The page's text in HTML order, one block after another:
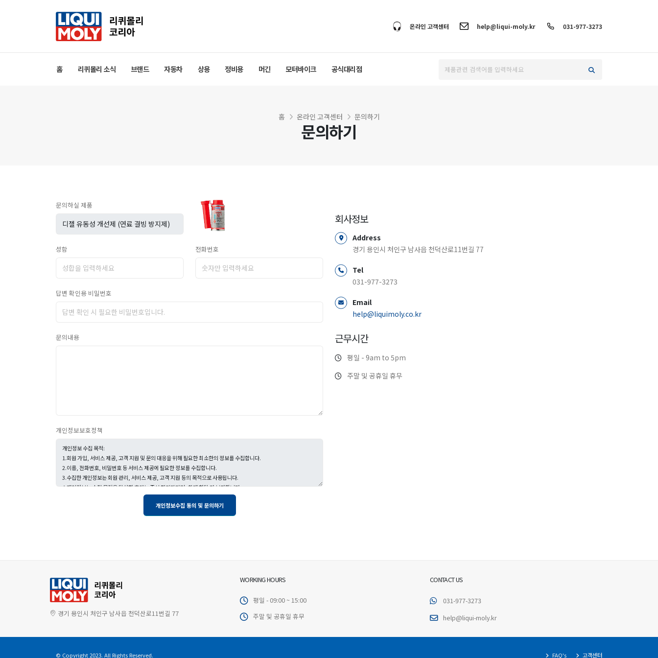
온라인 고객센터 help@liqui-moly.kr 031-977-3273
홈 리퀴몰리 소식 브랜드 자동차 상용 정비용 머긴 모터바이크 공식대리점
문의하기
홈 온라인 고객센터 문의하기
문의하실 제품
성함 전화번호
답변 확인용 비밀번호
문의내용
개인정보보호정책
회사정보
Address
경기 용인시 처인구 남사읍 천덕산로11번길 77
Tel
031-977-3273
Email
help@liquimoly.co.kr
근무시간
평일 - 9am to 5pm
주말 및 공휴일 휴무
경기 용인시 처인구 남사읍 천덕산로11번길 77
WORKING HOURS
평일 - 09:00 ~ 15:00
주말 및 공휴일 휴무
CONTACT US
031-977-3273
help@liqui-moly.kr
© Copyright 2023. All Rights Reserved. FAQ's 고객센터